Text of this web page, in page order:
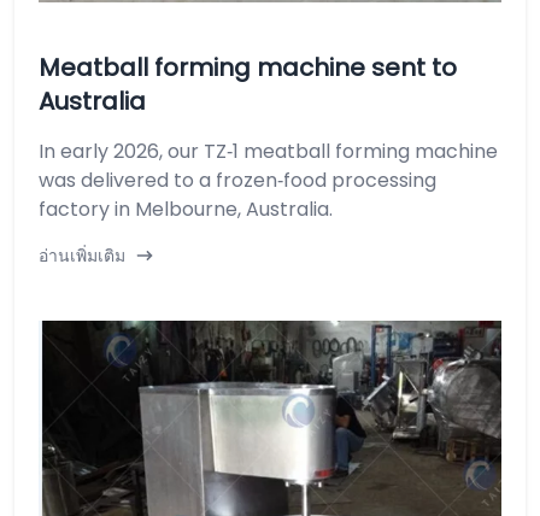
Meatball forming machine sent to
Australia
In early 2026, our TZ‑1 meatball forming machine
was delivered to a frozen‑food processing
factory in Melbourne, Australia.
อ่านเพิ่มเติม